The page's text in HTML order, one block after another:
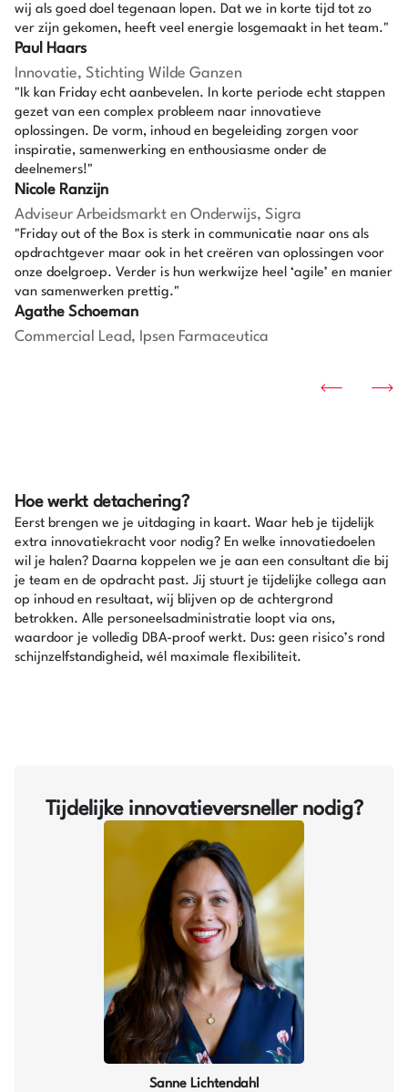
wij als goed doel tegenaan lopen. Dat we in korte tijd tot zo
ver zijn gekomen, heeft veel energie losgemaakt in het team."
Paul Haars
Innovatie, Stichting Wilde Ganzen
"Ik kan Friday echt aanbevelen. In korte periode echt stappen
gezet van een complex probleem naar innovatieve
oplossingen. De vorm, inhoud en begeleiding zorgen voor
inspiratie, samenwerking en enthousiasme onder de
deelnemers!"
Nicole Ranzijn
Adviseur Arbeidsmarkt en Onderwijs, Sigra
"Friday out of the Box is sterk in communicatie naar ons als
opdrachtgever maar ook in het creëren van oplossingen voor
onze doelgroep. Verder is hun werkwijze heel ‘agile’ en manier
van samenwerken prettig."
Agathe Schoeman
Commercial Lead, Ipsen Farmaceutica
Hoe werkt detachering?
Eerst brengen we je uitdaging in kaart. Waar heb je tijdelijk
extra innovatiekracht voor nodig? En welke innovatiedoelen
wil je halen? Daarna koppelen we je aan een consultant die bij
je team en de opdracht past. Jij stuurt je tijdelijke collega aan
op inhoud en resultaat, wij blijven op de achtergrond
betrokken. Alle personeelsadministratie loopt via ons,
waardoor je volledig DBA-proof werkt. Dus: geen risico’s rond
schijnzelfstandigheid, wél maximale flexibiliteit.
Sanne Lichtendahl
Tijdelijke innovatieversneller nodig?